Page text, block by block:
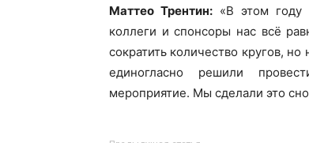
Маттео Трентин: «В этом году
коллеги и спонсоры нас всё
сократить количество кругов,
единогласно решили
мероприятие. Мы сделали это